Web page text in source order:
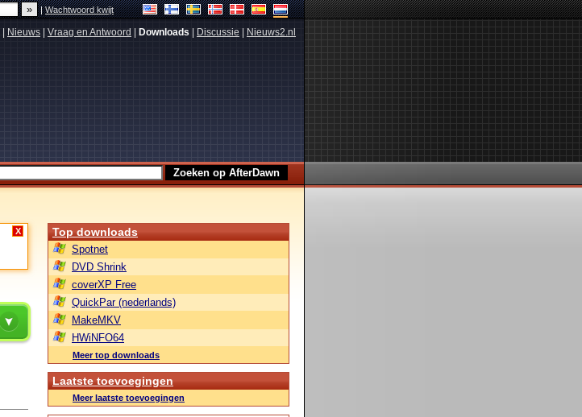
|Wachtwoord kwijt
Nieuws Vraag en Antwoord Downloads Discussie Nieuws2.nl
X Top downloads
Spotnet
DVD Shrink
coverXP Free
QuickPar (nederlands)
MakeMKV
HWiNFO64
Meer top downloads
Laatste toevoegingen
Meer laatste toevoegingen